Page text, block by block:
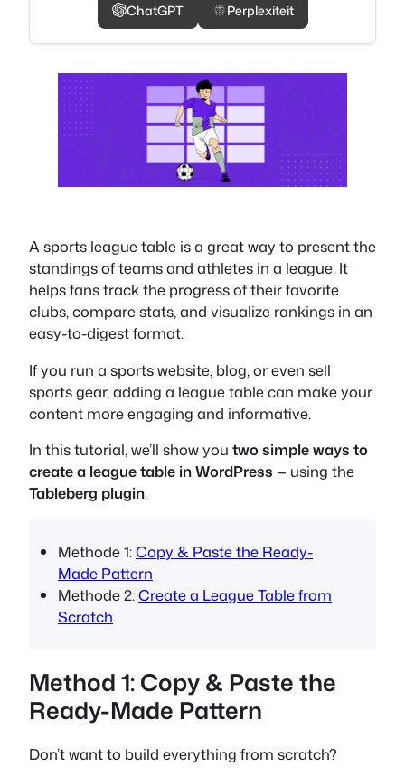
ChatGPT Perplexiteit
A sports league table is a great way to present the
standings of teams and athletes in a league. It
helps fans track the progress of their favorite
clubs, compare stats, and visualize rankings in an
easy-to-digest format.
If you run a sports website, blog, or even sell
sports gear, adding a league table can make your
content more engaging and informative.
In this tutorial, we’ll show you two simple ways to
create a league table in WordPress — using the
Tableberg plugin.
Methode 1:Copy & Paste the Ready-
Made Pattern
Methode 2:Create a League Table from
Scratch
Method 1: Copy & Paste the
Ready-Made Pattern
Don’t want to build everything from scratch?